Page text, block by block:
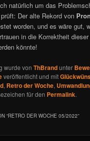
natürlich um das
Der alte Rekord von
worden, und es wäre gut,
in die Korrektheit
könnte!
wurde vonThBrandunter
veröffentlicht und mit
, Retro der Woche,
für den Permalink.
“RETRO DER WOCHE 05/2022”